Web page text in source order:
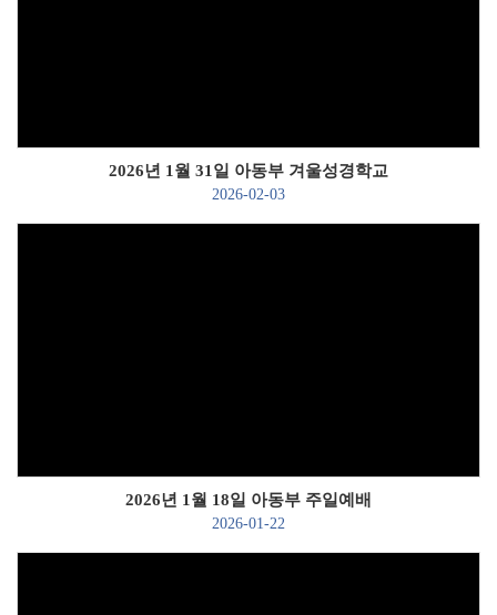
2026년 1월 31일 아동부 겨울성경학교
2026-02-03
2026년 1월 18일 아동부 주일예배
2026-01-22